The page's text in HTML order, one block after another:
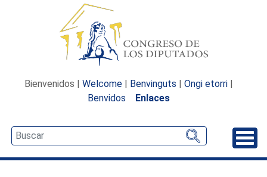
Bienvenidos | Welcome | Benvinguts | Ongi etorri |
Benvidos
Enlaces